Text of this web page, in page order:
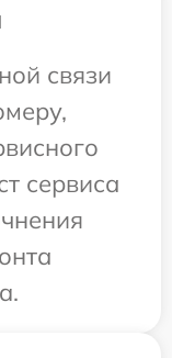
связи
сервиса